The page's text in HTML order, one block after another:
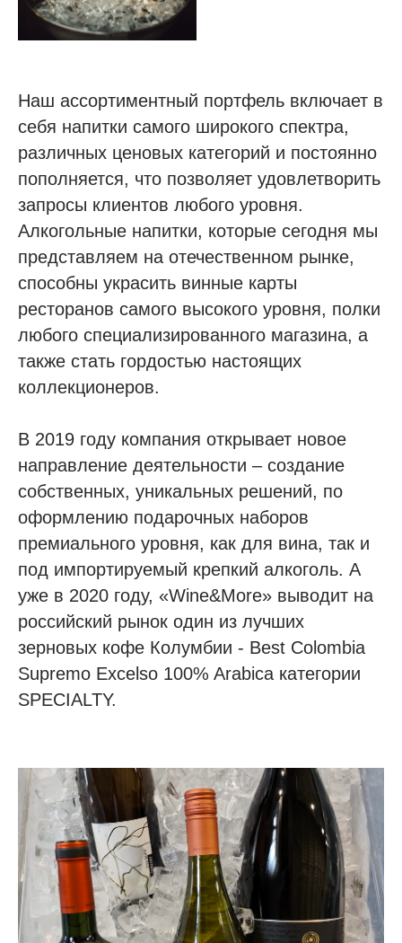
Наш ассортиментный портфель включает в
себя напитки самого широкого спектра,
различных ценовых категорий и постоянно
пополняется, что позволяет удовлетворить
запросы клиентов любого уровня.
Алкогольные напитки, которые сегодня мы
представляем на отечественном рынке,
способны украсить винные карты
ресторанов самого высокого уровня, полки
любого специализированного магазина, а
также стать гордостью настоящих
коллекционеров.
В 2019 году компания открывает новое
направление деятельности – создание
собственных, уникальных решений, по
оформлению подарочных наборов
премиального уровня, как для вина, так и
под импортируемый крепкий алкоголь. А
уже в 2020 году, «Wine&More» выводит на
российский рынок один из лучших
зерновых кофе Колумбии - Best Colombia
Supremo Excelso 100% Arabica категории
SPECIALTY.